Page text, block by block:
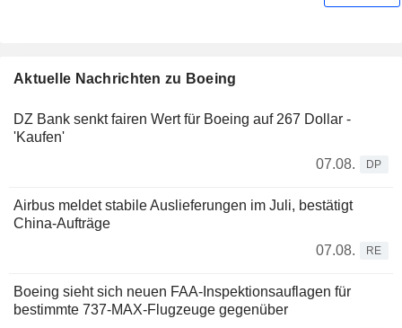
Aktuelle Nachrichten zu Boeing
DZ Bank senkt fairen Wert für Boeing auf 267 Dollar -
'Kaufen'
07.08.
DP
Airbus meldet stabile Auslieferungen im Juli, bestätigt
China-Aufträge
07.08.
RE
Boeing sieht sich neuen FAA-Inspektionsauflagen für
bestimmte 737-MAX-Flugzeuge gegenüber